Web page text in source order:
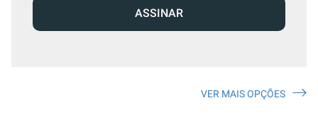
ASSINAR
VER MAIS OPÇÕES